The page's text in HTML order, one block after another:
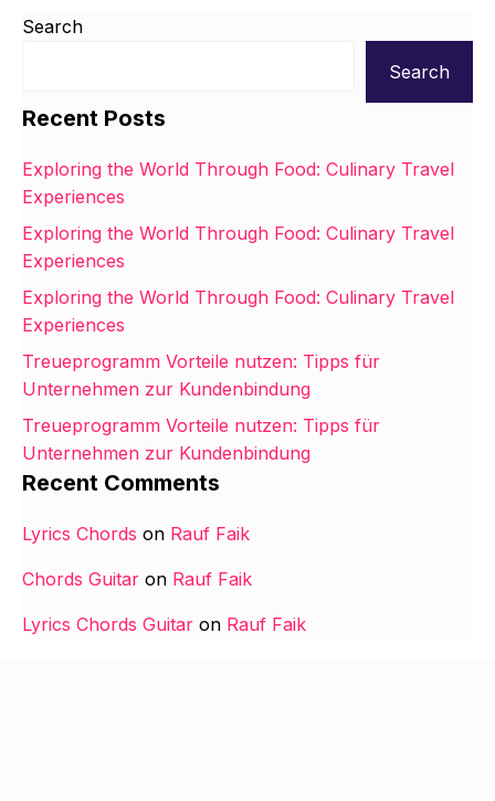
Search
Search
Recent Posts
Exploring the World Through Food: Culinary Travel
Experiences
Exploring the World Through Food: Culinary Travel
Experiences
Exploring the World Through Food: Culinary Travel
Experiences
Treueprogramm Vorteile nutzen: Tipps für
Unternehmen zur Kundenbindung
Treueprogramm Vorteile nutzen: Tipps für
Unternehmen zur Kundenbindung
Recent Comments
Lyrics Chords on Rauf Faik
Chords Guitar on Rauf Faik
Lyrics Chords Guitar on Rauf Faik